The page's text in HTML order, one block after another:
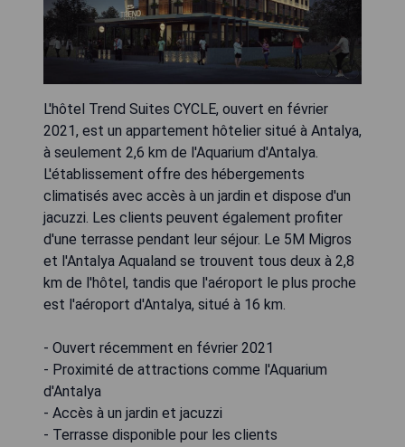
L'hôtel Trend Suites CYCLE, ouvert en février
2021, est un appartement hôtelier situé à Antalya,
à seulement 2,6 km de l'Aquarium d'Antalya.
L'établissement offre des hébergements
climatisés avec accès à un jardin et dispose d'un
jacuzzi. Les clients peuvent également profiter
d'une terrasse pendant leur séjour. Le 5M Migros
et l'Antalya Aqualand se trouvent tous deux à 2,8
km de l'hôtel, tandis que l'aéroport le plus proche
est l'aéroport d'Antalya, situé à 16 km.
- Ouvert récemment en février 2021
- Proximité de attractions comme l'Aquarium
d'Antalya
- Accès à un jardin et jacuzzi
- Terrasse disponible pour les clients